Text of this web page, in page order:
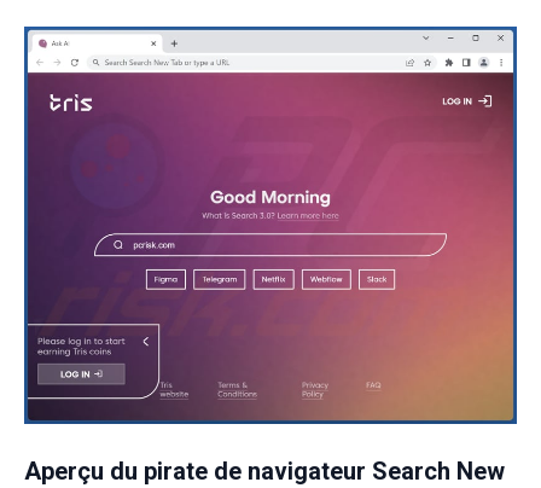
Aperçu du pirate de navigateur Search New